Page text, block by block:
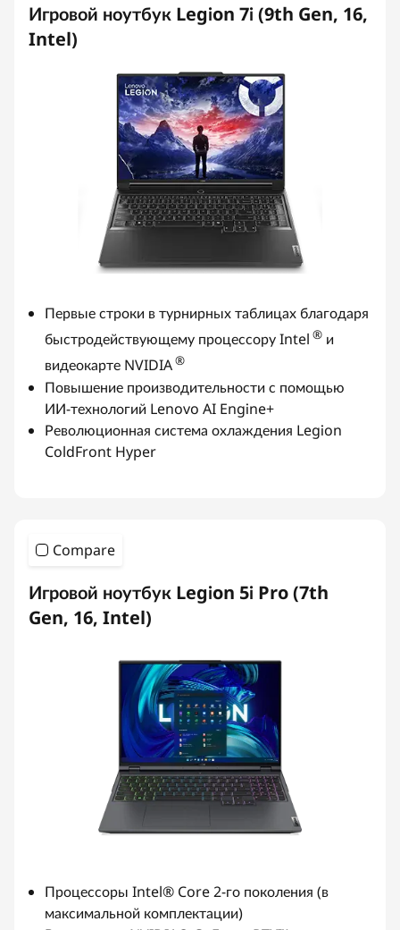
Игровой ноутбук Legion 7i (9th Gen, 16,
Intel)
Первые строки в турнирных таблицах благодаря
быстродействующему процессору Intel ® и
видеокарте NVIDIA®
Повышение производительности с помощью
ИИ-технологий Lenovo AI Engine+
Революционная система охлаждения Legion
ColdFront Hyper
Compare
Игровой ноутбук Legion 5i Pro (7th
Gen, 16, Intel)
Процессоры Intel® Core 2-го поколения (в
максимальной комплектации)